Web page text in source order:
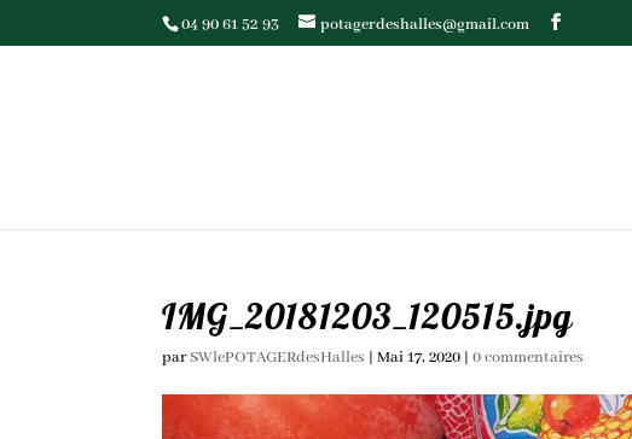
04 90 61 52 93 potagerdeshalles@gmail.com
IMG_20181203_120515.jpg
parSWlePOTAGERdesHalles |Mai 17, 2020 |0 commentaires